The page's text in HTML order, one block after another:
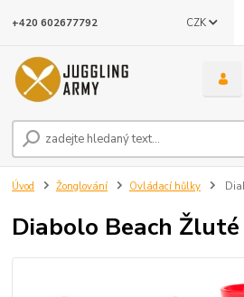
CZK
+420 602677792
Úvod Žonglování Ovládací hůlky
Diabolo Beach Žluté